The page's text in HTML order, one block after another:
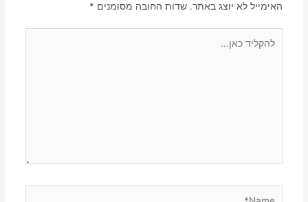
האימייל לא יוצג באתר. שדות החובה מסומנים *
כאן...